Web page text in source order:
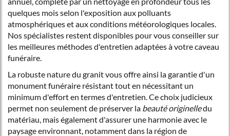
quelques mois selon l'exposition aux polluants
atmosphériques et aux conditions météorologiques locales.
Nos spécialistes restent disponibles pour vous conseiller sur
les meilleures méthodes d'entretien adaptées à votre caveau
funéraire.
La robuste nature du granit vous offre ainsi la garantie d'un
monument funéraire résistant tout en nécessitant un
minimum d'effort en termes d'entretien. Ce choix judicieux
permet non seulement de préserver la beauté originelledu
matériau, mais également d'assurer une harmonie avec le
paysage environnant, notamment dans la région de